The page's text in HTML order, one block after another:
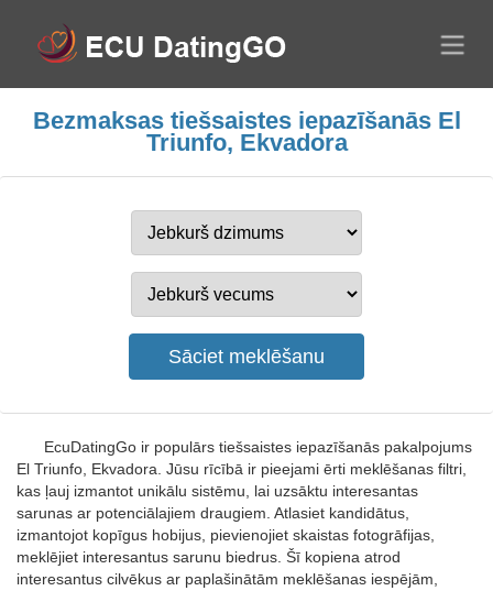
Bezmaksas tiešsaistes iepazīšanās El
Triunfo, Ekvadora
EcuDatingGo ir populārs tiešsaistes iepazīšanās pakalpojums
El Triunfo, Ekvadora. Jūsu rīcībā ir pieejami ērti meklēšanas filtri,
kas ļauj izmantot unikālu sistēmu, lai uzsāktu interesantas
sarunas ar potenciālajiem draugiem. Atlasiet kandidātus,
izmantojot kopīgus hobijus, pievienojiet skaistas fotogrāfijas,
meklējiet interesantus sarunu biedrus. Šī kopiena atrod
interesantus cilvēkus ar paplašinātām meklēšanas iespējām,